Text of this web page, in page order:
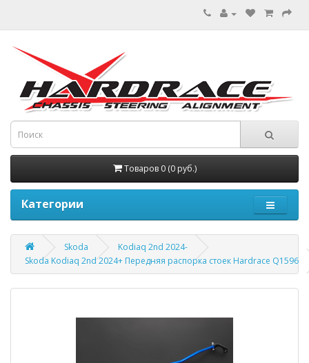
Товаров 0 (0 руб.)
Категории
Skoda
Kodiaq 2nd 2024-
Skoda Kodiaq 2nd 2024+ Передняя распорка стоек Hardrace Q1596